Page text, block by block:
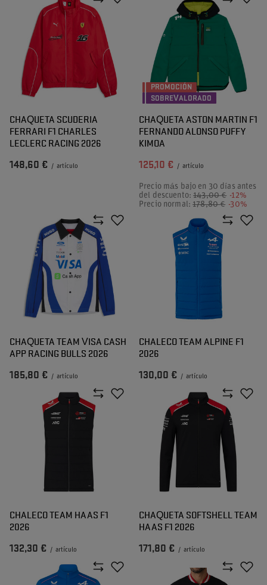
CHAQUETA SCUDERIA
FERRARI F1 CHARLES
LECLERC RACING 2026
148,60 € / artículo
PROMOCIÓN
SOBREVALORADO
CHAQUETA ASTON MARTIN F1
FERNANDO ALONSO PUFFY
KIMOA
125,10 € / artículo
Precio más bajo en 30 días antes
del descuento:143,00 € -12%
Precio normal:178,80 € -30%
CHAQUETA TEAM VISA CASH
APP RACING BULLS 2026
185,80 € / artículo
CHALECO TEAM ALPINE F1
2026
130,00 € / artículo
CHALECO TEAM HAAS F1
2026
132,30 € / artículo
CHAQUETA SOFTSHELL TEAM
HAAS F1 2026
171,80 € / artículo